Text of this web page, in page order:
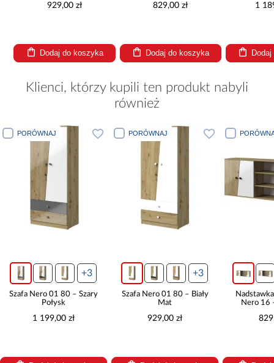
929,00 zł
Dodaj do koszyka
829,00 zł
Dodaj do koszyka
1
Klienci, którzy kupili ten produkt nabyli
również
PORÓWNAJ
Szafa Nero 01 80 – Biały
929,00 zł
PORÓWNAJ
Nadstawka Nero 17 Do
Nero 16 – Biały Mat
829,00 zł